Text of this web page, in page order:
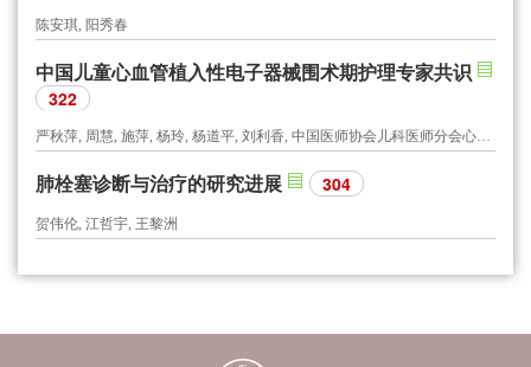
陈安琪, 阳秀春
中国儿童心血管植入性电子器械围术期护理专家共识
322
严秋萍, 周慧, 施萍, 杨玲, 杨道平, 刘利香, 中国医师协会儿科医师分会心血管专委会护理学组
肺栓塞诊断与治疗的研究进展 304
贺伟伦, 江哲宇, 王黎洲